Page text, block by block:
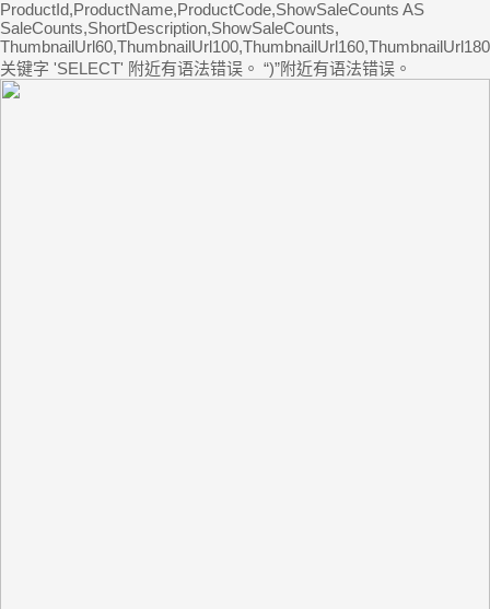
ProductId,ProductName,ProductCode,ShowSaleCounts AS
SaleCounts,ShortDescription,ShowSaleCounts,
关键字 'SELECT' 附近有语法错误。 “)”附近有语法错误。